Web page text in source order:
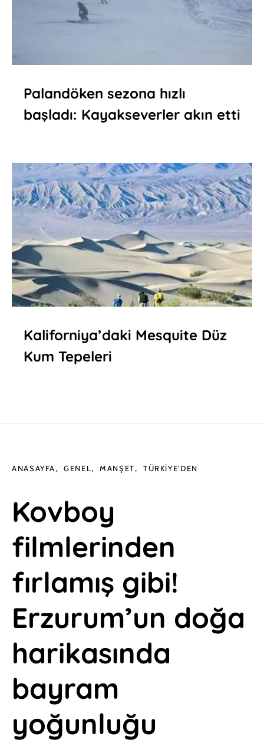
Palandöken sezona hızlı
başladı: Kayakseverler akın etti
Kaliforniya’daki Mesquite Düz
Kum Tepeleri
ANASAYFA GENEL MANŞET TÜRKIYE'DEN
Kovboy
filmlerinden
fırlamış gibi!
Erzurum’un doğa
harikasında
bayram
yoğunluğu